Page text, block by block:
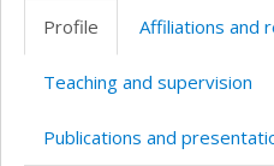
professionnellesite
Profile Affiliations and
Teaching and supervision
Publications and